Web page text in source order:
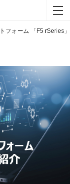
フォーム 「F5 rSeries